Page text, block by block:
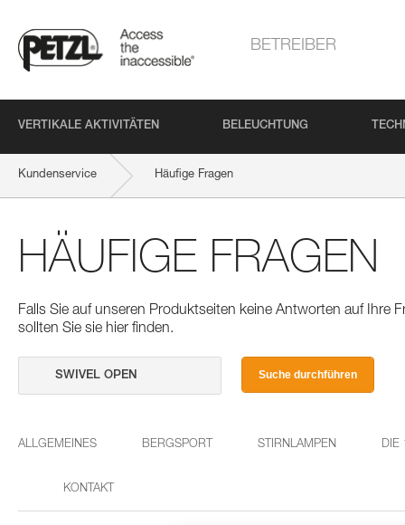
BETREIBER
VERTIKALE AKTIVITÄTEN BELEUCHTUNG
Kundenservice Häufige Fragen
HÄUFIGE FRAGEN
Falls Sie auf unseren Produktseiten keine Antworten auf Ihre
sollten Sie sie hier finden.
Suche durchführen
ALLGEMEINES BERGSPORT STIRNLAMPEN DIE
KONTAKT